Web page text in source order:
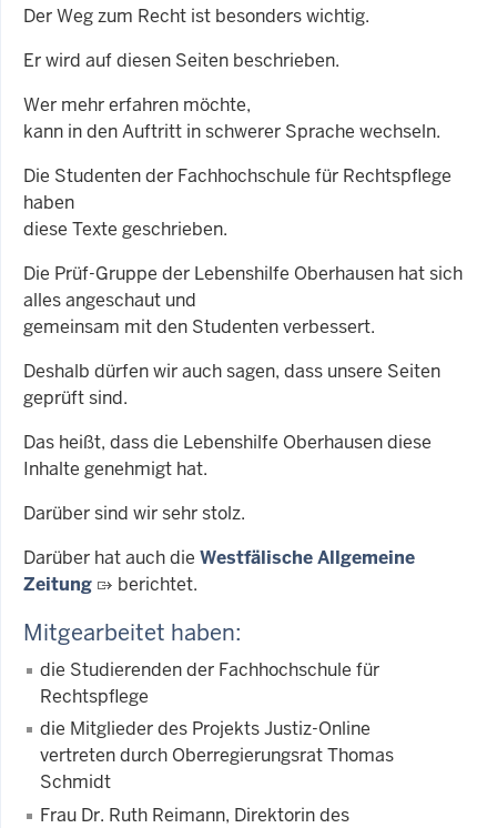
Der Weg zum Recht ist besonders wichtig.
Er wird auf diesen Seiten beschrieben.
Wer mehr erfahren möchte,
kann in den Auftritt in schwerer Sprache wechseln.
Die Studenten der Fachhochschule für Rechtspflege
haben
diese Texte geschrieben.
Die Prüf-Gruppe der Lebenshilfe Oberhausen hat sich
alles angeschaut und
gemeinsam mit den Studenten verbessert.
Deshalb dürfen wir auch sagen, dass unsere Seiten
geprüft sind.
Das heißt, dass die Lebenshilfe Oberhausen diese
Inhalte genehmigt hat.
Darüber sind wir sehr stolz.
Darüber hat auch die Westfälische Allgemeine
Zeitung
berichtet.
Mitgearbeitet haben:
die Studierenden der Fachhochschule für
Rechtspflege
die Mitglieder des Projekts Justiz-Online
vertreten durch Oberregierungsrat Thomas
Schmidt
Frau Dr. Ruth Reimann, Direktorin des